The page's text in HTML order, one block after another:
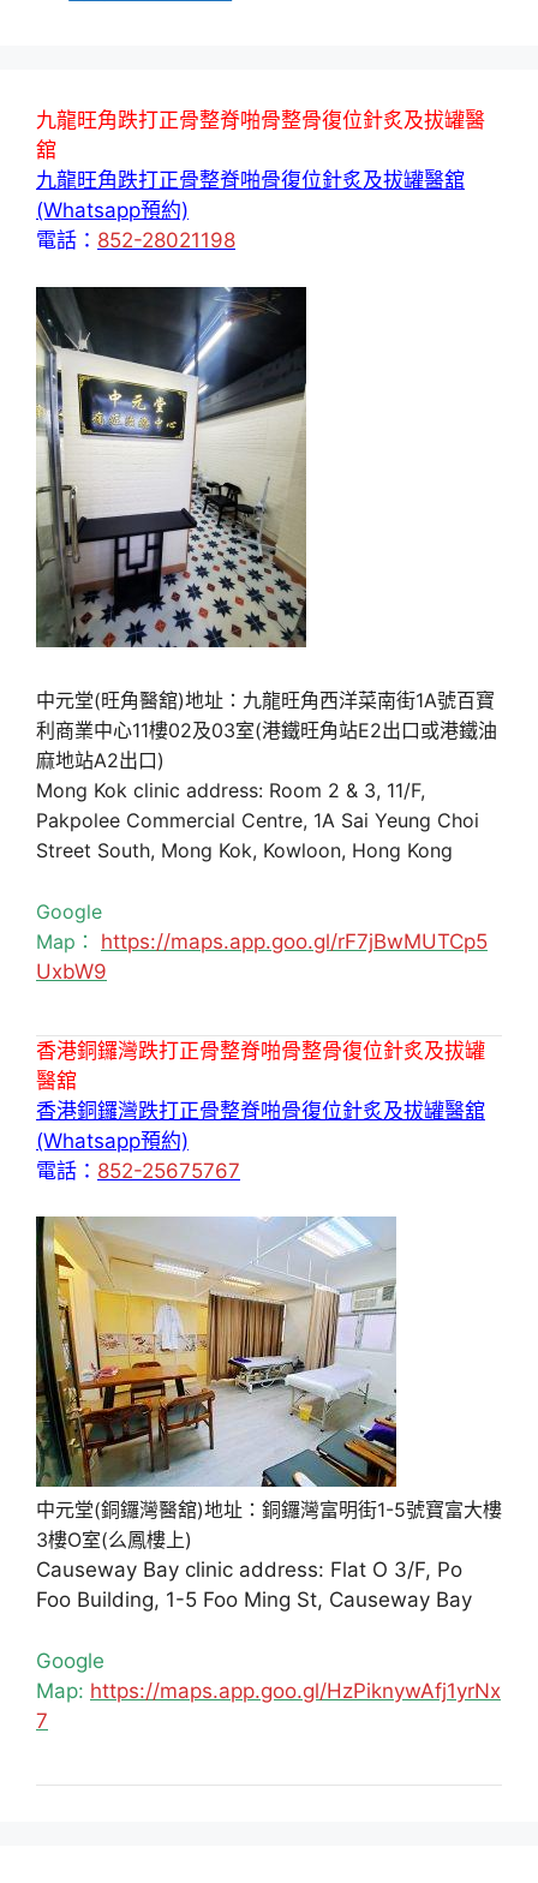
九龍旺角跌打正骨整脊啪骨整骨復位針炙及拔罐醫
舘
九龍旺角跌打正骨整脊啪骨復位針炙及拔罐醫舘
(Whatsapp預約)
電話： 852-28021198
中元堂(旺角醫舘)地址：九龍旺角西洋菜南街1A號百寶
利商業中心11樓02及03室(港鐵旺角站E2出口或港鐵油
麻地站A2出口)
Mong Kok clinic address: Room 2 & 3, 11/F,
Pakpolee Commercial Centre, 1A Sai Yeung Choi
Street South, Mong Kok, Kowloon, Hong Kong
Google
Map： https://maps.app.goo.gl/rF7jBwMUTCp5
UxbW9
香港銅鑼灣跌打正骨整脊啪骨整骨復位針炙及拔罐
醫舘
香港銅鑼灣跌打正骨整脊啪骨復位針炙及拔罐醫舘
(Whatsapp預約)
電話： 852-25675767
中元堂(銅鑼灣醫舘)地址：銅鑼灣富明街1-5號寶富大樓
3樓O室(么鳳樓上)
Causeway Bay clinic address: Flat O 3/F, Po
Foo Building, 1-5 Foo Ming St, Causeway Bay
Google
Map: https://maps.app.goo.gl/HzPiknywAfj1yrNx
7